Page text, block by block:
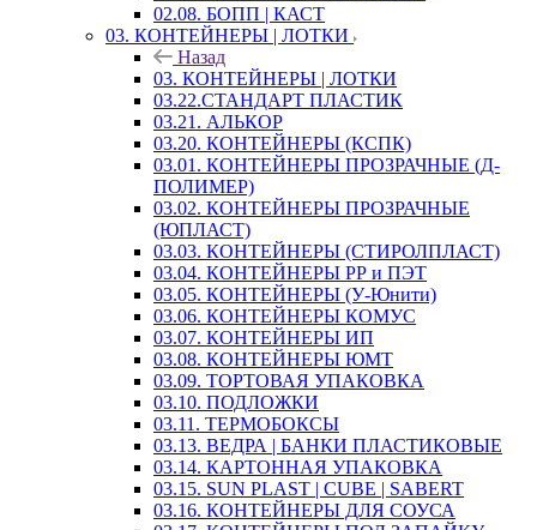
02.08. БОПП | КАСТ
03. КОНТЕЙНЕРЫ | ЛОТКИ
Назад
03. КОНТЕЙНЕРЫ | ЛОТКИ
03.22.СТАНДАРТ ПЛАСТИК
03.21. АЛЬКОР
03.20. КОНТЕЙНЕРЫ (КСПК)
03.01. КОНТЕЙНЕРЫ ПРОЗРАЧНЫЕ (Д-
ПОЛИМЕР)
03.02. КОНТЕЙНЕРЫ ПРОЗРАЧНЫЕ
(ЮПЛАСТ)
03.03. КОНТЕЙНЕРЫ (СТИРОЛПЛАСТ)
03.04. КОНТЕЙНЕРЫ РР и ПЭТ
03.05. КОНТЕЙНЕРЫ (У-Юнити)
03.06. КОНТЕЙНЕРЫ КОМУС
03.07. КОНТЕЙНЕРЫ ИП
03.08. КОНТЕЙНЕРЫ ЮМТ
03.09. ТОРТОВАЯ УПАКОВКА
03.10. ПОДЛОЖКИ
03.11. ТЕРМОБОКСЫ
03.13. ВЕДРА | БАНКИ ПЛАСТИКОВЫЕ
03.14. КАРТОННАЯ УПАКОВКА
03.15. SUN PLAST | CUBE | SABERT
03.16. КОНТЕЙНЕРЫ ДЛЯ СОУСА